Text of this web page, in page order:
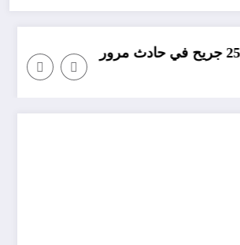
مؤامرة فينيسيوس ضد